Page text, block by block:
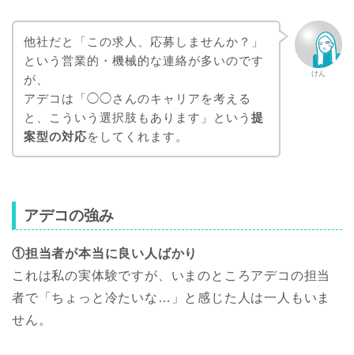
けん
他社だと「この求人、応募しませんか？」
という営業的・機械的な連絡が多いのです
が、
アデコは「◯◯さんのキャリアを考える
と、こういう選択肢もあります」という 提
案型の対応をしてくれます。
アデコの強み
①担当者が本当に良い人ばかり
これは私の実体験ですが、いまのところアデコの担当
者で「ちょっと冷たいな…」と感じた人は一人もいま
せん。